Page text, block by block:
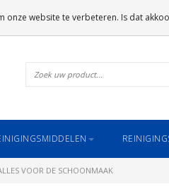
VOOR DE SCHOONMAAK
onze website te verbeteren. Is dat